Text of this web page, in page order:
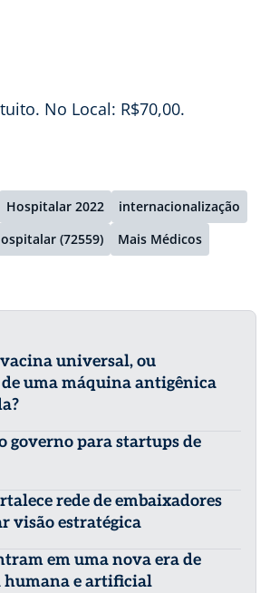
No Local: R$70,00.
Hospitalar 2022
internacionalização
(72559)
Mais Médicos
universal, ou
uma máquina antigênica
governo para startups de
rede de embaixadores
visão estratégica
em uma nova era de
e artificial